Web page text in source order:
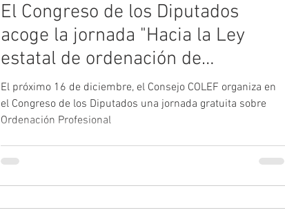
El Congreso de los Diputados
acoge la jornada "Hacia la Ley
estatal de ordenación de
profesionales del deporte"
El próximo 16 de diciembre, el Consejo COLEF organiza en
el Congreso de los Diputados una jornada gratuita sobre
Ordenación Profesional